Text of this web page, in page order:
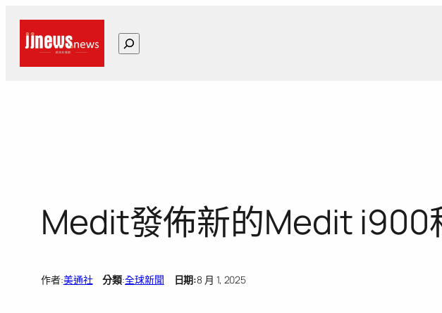
跳
搜
Medit發佈新的Medit i900
作者:美通社 分類:全球新聞 日期:8 月 1, 2025